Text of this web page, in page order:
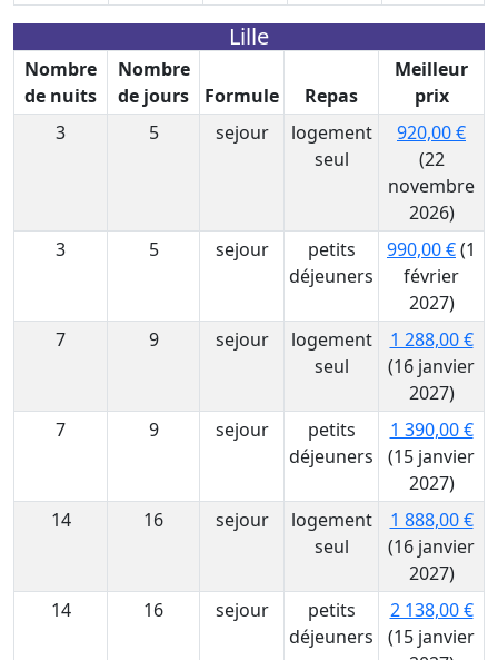
Lille
Nombre
de nuits
Nombre
de jours
Formule Repas
Meilleur
prix
3
5 sejour
logement
seul
920,00 €
(22
novembre
2026)
3
5 sejour
petits
déjeuners
990,00 €(1
février
2027)
7
9 sejour
logement
seul
1 288,00 €
(16 janvier
2027)
7
9 sejour
petits
déjeuners
1 390,00 €
(15 janvier
2027)
14
16 sejour
logement
seul
1 888,00 €
(16 janvier
2027)
14
16 sejour
petits
déjeuners
2 138,00 €
(15 janvier